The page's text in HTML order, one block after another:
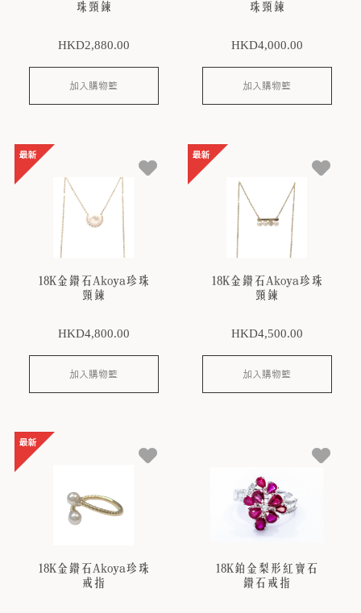
珠頸鍊
HKD2,880.00
加入購物籃
珠頸鍊
HKD4,000.00
加入購物籃
18K金鑽石Akoya珍珠
頸鍊
HKD4,800.00
加入購物籃
18K金鑽石Akoya珍珠
頸鍊
HKD4,500.00
加入購物籃
18K金鑽石Akoya珍珠
戒指
18K鉑金梨形紅寶石
鑽石戒指